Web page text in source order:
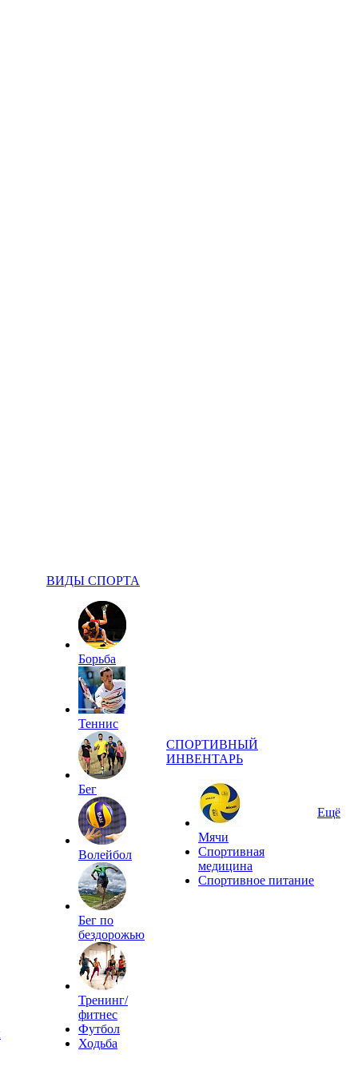
ВИДЫ СПОРТА
Борьба
Теннис
Бег
Волейбол
Бег по
бездорожью
Тренинг/
фитнес
Футбол
Ходьба
СПОРТИВНЫЙ
ИНВЕНТАРЬ
Мячи
Спортивная
медицина
Спортивное питание
Ещё